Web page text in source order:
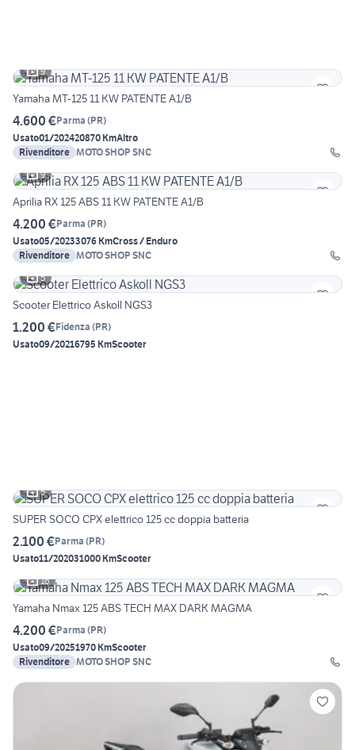
9
Yamaha MT-125 11 KW PATENTE A1/B
4.600 €Parma (PR)
Usato01/202420870 KmAltro
Rivenditore MOTO SHOP SNC
9
Aprilia RX 125 ABS 11 KW PATENTE A1/B
4.200 €Parma (PR)
Usato05/20233076 KmCross / Enduro
Rivenditore MOTO SHOP SNC
5
Scooter Elettrico Askoll NGS3
1.200 €Fidenza (PR)
Usato09/20216795 KmScooter
5
SUPER SOCO CPX elettrico 125 cc doppia batteria
2.100 €Parma (PR)
Usato11/202031000 KmScooter
16
Yamaha Nmax 125 ABS TECH MAX DARK MAGMA
4.200 €Parma (PR)
Usato09/20251970 KmScooter
Rivenditore MOTO SHOP SNC